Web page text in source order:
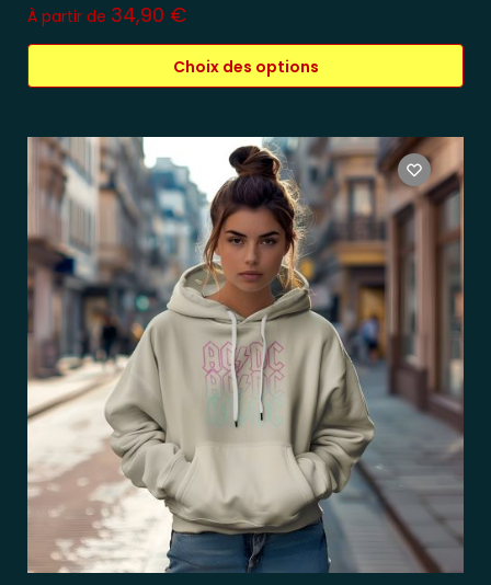
À partir de 34,90 €
Choix des options